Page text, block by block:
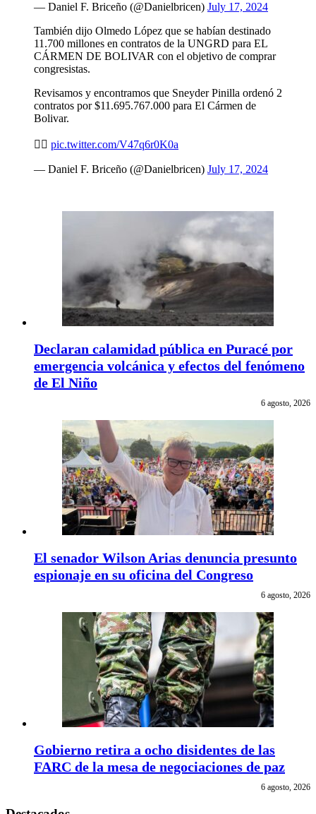
— Daniel F. Briceño (@Danielbricen) July 17, 2024
También dijo Olmedo López que se habían destinado
11.700 millones en contratos de la UNGRD para EL
CÁRMEN DE BOLIVAR con el objetivo de comprar
congresistas.
Revisamos y encontramos que Sneyder Pinilla ordenó 2
contratos por $11.695.767.000 para El Cármen de
Bolivar.
👇🏻 pic.twitter.com/V47q6r0K0a
— Daniel F. Briceño (@Danielbricen) July 17, 2024
Declaran calamidad pública en Puracé por
emergencia volcánica y efectos del fenómeno
de El Niño
6 agosto, 2026
El senador Wilson Arias denuncia presunto
espionaje en su oficina del Congreso
6 agosto, 2026
Gobierno retira a ocho disidentes de las
FARC de la mesa de negociaciones de paz
6 agosto, 2026